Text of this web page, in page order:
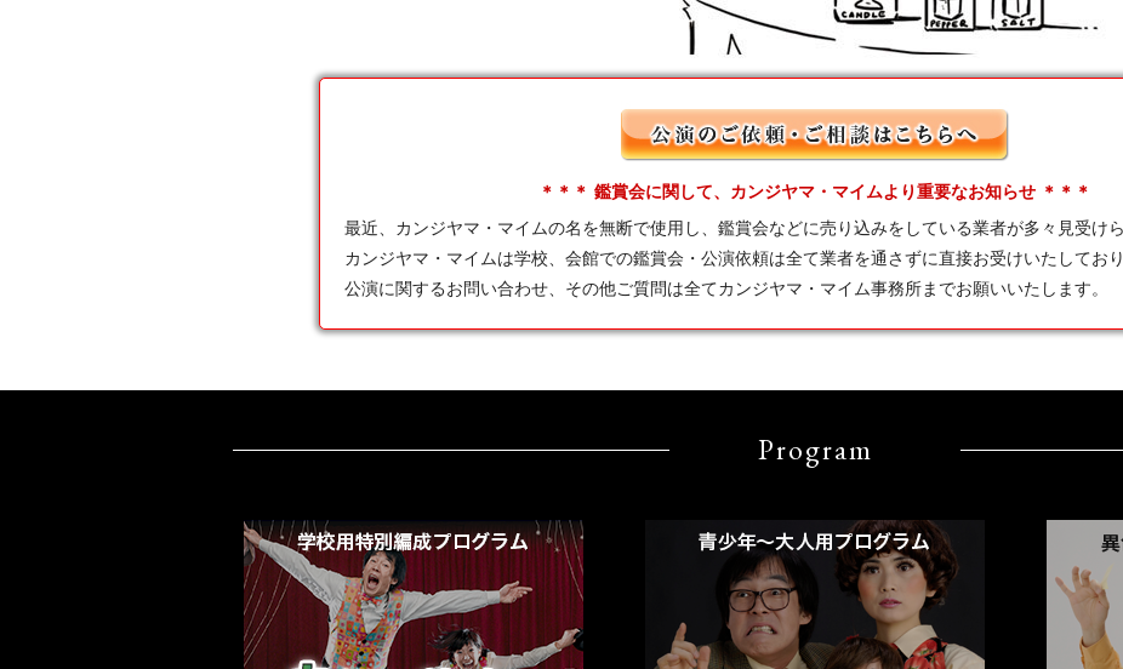
＊＊＊ 鑑賞会に関して、カンジヤマ・マイムより重要なお知らせ ＊＊＊
最近、カンジヤマ・マイムの名を無断で使用し、鑑賞会などに売り込みをしている業者が多々見受けら
カンジヤマ・マイムは学校、会館での鑑賞会・公演依頼は全て業者を通さずに直接お受けいたしており
公演に関するお問い合わせ、その他ご質問は全てカンジヤマ・マイム事務所までお願いいたします。
Program